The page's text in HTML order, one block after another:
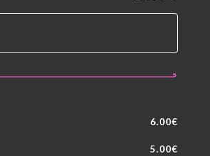
6.00€
5.00€